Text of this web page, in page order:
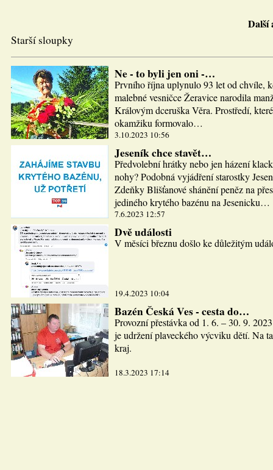
Starší sloupky
Ne - to byli jen oni -…
Prvního října uplynulo 93 let od chvíle,
malebné vesničce Žeravice narodila
Královým dceruška Věra. Prostředí,
okamžiku formovalo…
3.10.2023 10:56
Jeseník chce stavět…
Předvolební hrátky nebo jen házení
nohy? Podobná vyjádření starostky
Zdeňky Blišťanové shánění peněz na
jediného krytého bazénu na Jesenicku…
7.6.2023 12:57
Dvě události
V měsíci březnu došlo ke důležitým
19.4.2023 10:04
Bazén Česká Ves - cesta do…
Provozní přestávka od 1. 6. – 30. 9.
je udržení plaveckého výcviku dětí. Na
kraj.
18.3.2023 17:14